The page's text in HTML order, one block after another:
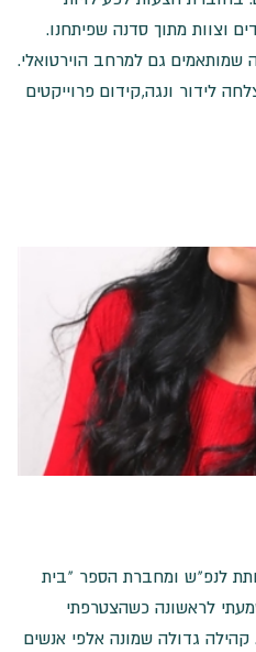
וצוות מתוך סדנה שפיתחנו.
שמותאמים גם למרחב הוירטואלי.
לידור ונגה,קידום פרוייקטים
לנפ"ש ומחברת הספר "בית
לראשונה כשהצטרפתי
גדולה שמונה אלפי אנשים